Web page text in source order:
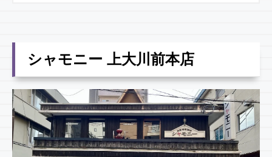
シャモニー 上大川前本店